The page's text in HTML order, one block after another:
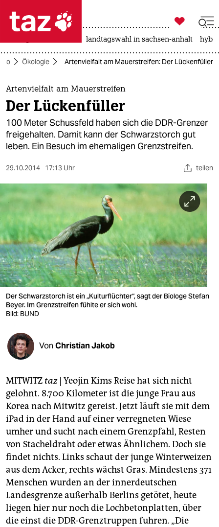
 taz zahl ich
taz zahl ich
themen
politik
öko
sport
berlin
nord
wahrheit
verlag
verlag
shop
fragen & hilfe
unterstützen
abo
genossenschaft
epaper login

taz zahl ich
landtagswahl in sachsen-anhalt
Ökologie Artenvielfalt am Mauerstreifen: Der Lückenfüller
Artenvielfalt am Mauerstreifen
Der Lückenfüller
100 Meter Schussfeld haben sich die DDR-Grenzer
freigehalten. Damit kann der Schwarzstorch gut
leben. Ein Besuch im ehemaligen Grenzstreifen.
29.10.2014 17:13 Uhr teilen
Der Schwarzstorch ist ein „Kulturflüchter“, sagt der Biologe Stefan
Beyer. Im Grenzstreifen fühlte er sich wohl.
Bild: BUND
Von Christian Jakob
MITWITZ taz| Yeojin Kims Reise hat sich nicht
gelohnt. 8.700 Kilometer ist die junge Frau aus
Korea nach Mitwitz gereist. Jetzt läuft sie mit dem
iPad in der Hand auf einer verregneten Wiese
umher und sucht nach einem Grenzpfahl, Resten
von Stacheldraht oder etwas Ähnlichem. Doch sie
findet nichts. Links schaut der junge Winterweizen
aus dem Acker, rechts wächst Gras. Mindestens 371
Menschen wurden an der innerdeutschen
Landesgrenze außerhalb Berlins getötet, heute
liegen hier nur noch die Lochbetonplatten, über
die einst die DDR-Grenztruppen fuhren. „Die